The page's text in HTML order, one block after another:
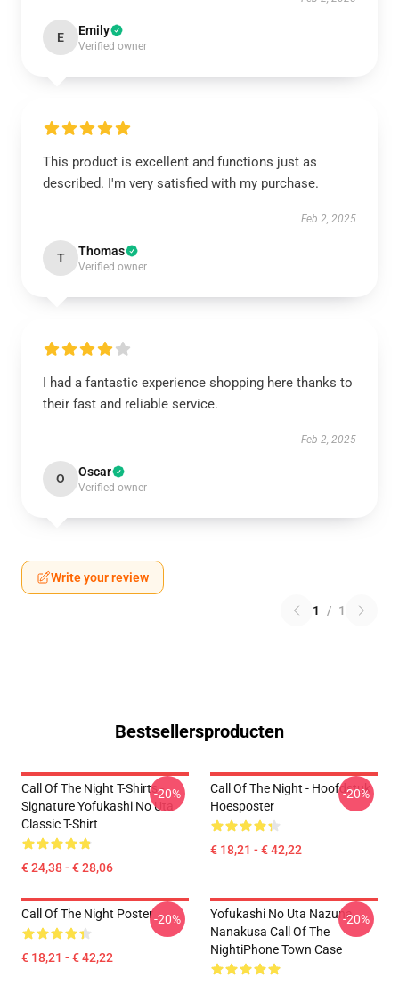
E Emily
Verified owner
This product is excellent and functions just as
described. I'm very satisfied with my purchase.
Feb 2, 2025
T Thomas
Verified owner
I had a fantastic experience shopping here thanks to
their fast and reliable service.
Feb 2, 2025
O Oscar
Verified owner
Write your review
1 / 1
Bestsellersproducten
Call Of The Night T-Shirts -
Signature Yofukashi No Uta
Classic T-Shirt
€ 24,38 - € 28,06
-20%
Call Of The Night - Hoofdstuk
Hoesposter
€ 18,21 - € 42,22
-20%
Call Of The Night Poster
€ 18,21 - € 42,22
-20%
Yofukashi No Uta Nazuna
Nanakusa Call Of The
NightiPhone Town Case
-20%